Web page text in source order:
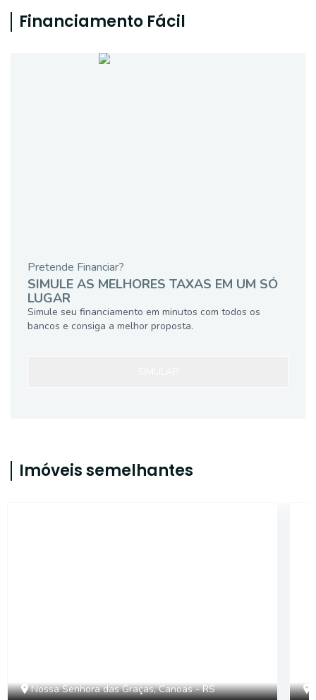
Financiamento Fácil
Pretende Financiar?
SIMULE AS MELHORES TAXAS EM UM SÓ
LUGAR
Simule seu financiamento em minutos com todos os
bancos e consiga a melhor proposta.
Imóveis semelhantes
Nossa Senhora das Graças, Canoas - RS